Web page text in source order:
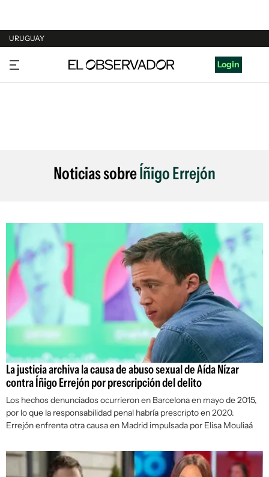
URUGUAY
URUGUAY
ARGENTINA
Login
Noticias sobreÍñigo Errejón
La justicia archiva la causa de abuso sexual de Aída Nízar
contra Íñigo Errejón por prescripción del delito
Los hechos denunciados ocurrieron en Barcelona en mayo de 2015,
por lo que la responsabilidad penal habría prescripto en 2020.
Errejón enfrenta otra causa en Madrid impulsada por Elisa Mouliaá